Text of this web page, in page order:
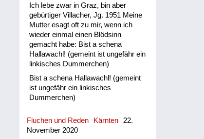
Ich lebe zwar in Graz, bin aber
gebürtiger Villacher, Jg. 1951 Meine
Mutter esagt oft zu mir, wenn ich
wieder einmal einen Blödsinn
gemacht habe: Bist a schena
Hallawachl! (gemeint ist ungefähr ein
linkisches Dummerchen)
Bist a schena Hallawachl! (gemeint
ist ungefähr ein linkisches
Dummerchen)
Fluchen und Reden Kärnten
22.
November 2020